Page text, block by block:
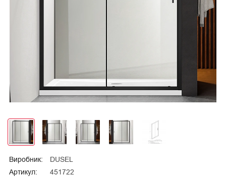
Виробник:
DUSEL
Артикул:
451722